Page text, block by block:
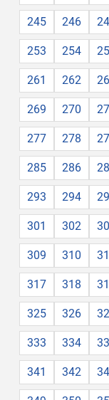
245 246
253 254
261 262
269 270
277 278
285 286
293 294
301 302
309 310
317 318
325 326
333 334
341 342